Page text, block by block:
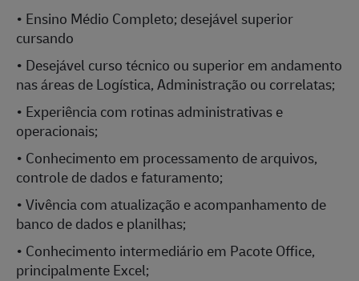
• Ensino Médio Completo; desejável superior
cursando
• Desejável curso técnico ou superior em andamento
nas áreas de Logística, Administração ou correlatas;
• Experiência com rotinas administrativas e
operacionais;
• Conhecimento em processamento de arquivos,
controle de dados e faturamento;
• Vivência com atualização e acompanhamento de
banco de dados e planilhas;
• Conhecimento intermediário em Pacote Office,
principalmente Excel;